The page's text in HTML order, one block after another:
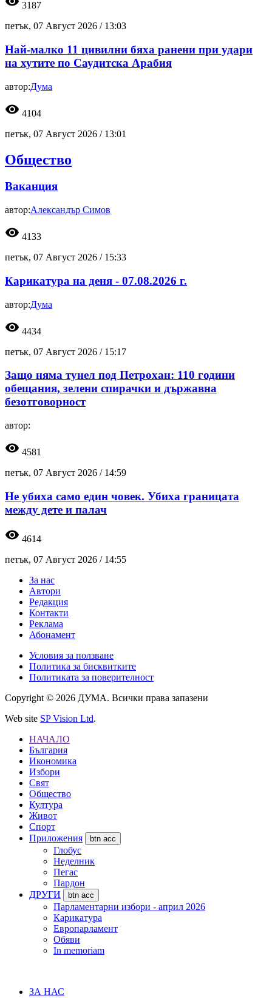
3187
петък, 07 Август 2026 / 13:03
Най-малко 11 цивилни бяха ранени при удари
на хутите по Саудитска Арабия
автор:Дума
visibility 4104
петък, 07 Август 2026 / 13:01
Общество
Ваканция
автор:Александър Симов
visibility 4133
петък, 07 Август 2026 / 15:33
Карикатура на деня - 07.08.2026 г.
автор:Дума
visibility 4434
петък, 07 Август 2026 / 15:17
Защо няма тунел под Петрохан: 110 години
обещания, зелени спирачки и държавна
безотговорност
автор:
visibility 4581
петък, 07 Август 2026 / 14:59
Не убиха само един човек. Убиха границата
между дете и палач
visibility 4614
петък, 07 Август 2026 / 14:55
За нас
Автори
Редакция
Контакти
Реклама
Абонамент
Условия за ползване
Политика за бисквитките
Политиката за поверителност
Copyright © 2026 ДУМА. Всички права запазени
Web site SP Vision Ltd.
НАЧАЛО
България
Икономика
Избори
Свят
Общество
Култура
Живот
Спорт
Приложения
btn acc
Глобус
Неделник
Пегас
Пардон
ДРУГИ
btn acc
Парламентарни избори - април 2026
Карикатура
Европарламент
Обяви
In memoriam
ЗА НАС